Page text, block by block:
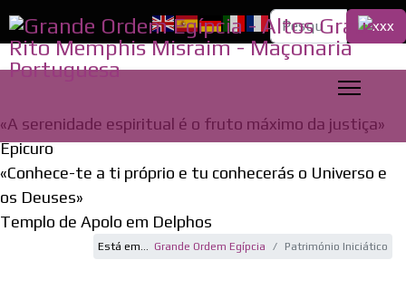
Pesquisa...
«A serenidade espiritual é o fruto máximo da justiça»
Epicuro
«Conhece-te a ti próprio e tu conhecerás o Universo e
os Deuses»
Templo de Apolo em Delphos
Está em... Grande Ordem Egípcia Património Iniciático